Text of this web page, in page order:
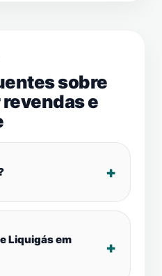
sobre
e
Liquigás em